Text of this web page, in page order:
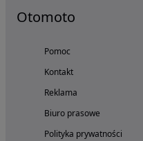
Otomoto
Pomoc
Kontakt
Reklama
Biuro prasowe
Polityka prywatności